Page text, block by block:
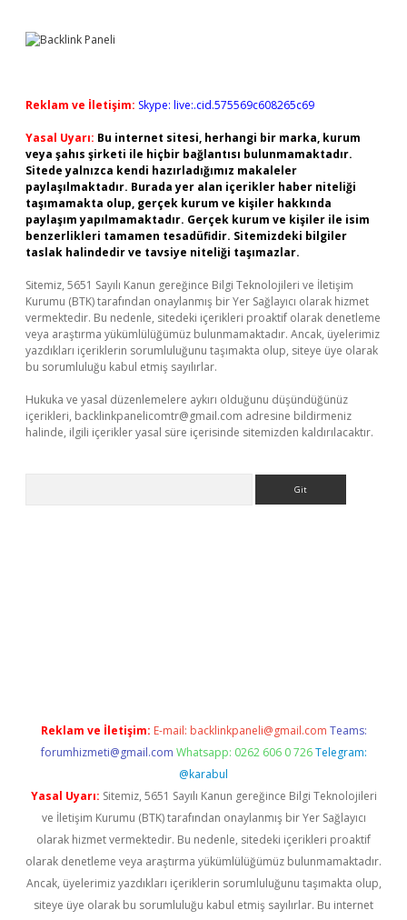
Reklam ve İletişim: Skype: live:.cid.575569c608265c69
Yasal Uyarı: Bu internet sitesi, herhangi bir marka, kurum
veya şahıs şirketi ile hiçbir bağlantısı bulunmamaktadır.
Sitede yalnızca kendi hazırladığımız makaleler
paylaşılmaktadır. Burada yer alan içerikler haber niteliği
taşımamakta olup, gerçek kurum ve kişiler hakkında
paylaşım yapılmamaktadır. Gerçek kurum ve kişiler ile isim
benzerlikleri tamamen tesadüfidir. Sitemizdeki bilgiler
taslak halindedir ve tavsiye niteliği taşımazlar.
Sitemiz, 5651 Sayılı Kanun gereğince Bilgi Teknolojileri ve İletişim
Kurumu (BTK) tarafından onaylanmış bir Yer Sağlayıcı olarak hizmet
vermektedir. Bu nedenle, sitedeki içerikleri proaktif olarak denetleme
veya araştırma yükümlülüğümüz bulunmamaktadır. Ancak, üyelerimiz
yazdıkları içeriklerin sorumluluğunu taşımakta olup, siteye üye olarak
bu sorumluluğu kabul etmiş sayılırlar.
Hukuka ve yasal düzenlemelere aykırı olduğunu düşündüğünüz
içerikleri, backlinkpanelicomtr@gmail.com adresine bildirmeniz
halinde, ilgili içerikler yasal süre içerisinde sitemizden kaldırılacaktır.
Reklam ve İletişim: E-mail: backlinkpaneli@gmail.com Teams:
forumhizmeti@gmail.com Whatsapp: 0262 606 0 726 Telegram:
@karabul
Yasal Uyarı: Sitemiz, 5651 Sayılı Kanun gereğince Bilgi Teknolojileri
ve İletişim Kurumu (BTK) tarafından onaylanmış bir Yer Sağlayıcı
olarak hizmet vermektedir. Bu nedenle, sitedeki içerikleri proaktif
olarak denetleme veya araştırma yükümlülüğümüz bulunmamaktadır.
Ancak, üyelerimiz yazdıkları içeriklerin sorumluluğunu taşımakta olup,
siteye üye olarak bu sorumluluğu kabul etmiş sayılırlar. Bu internet